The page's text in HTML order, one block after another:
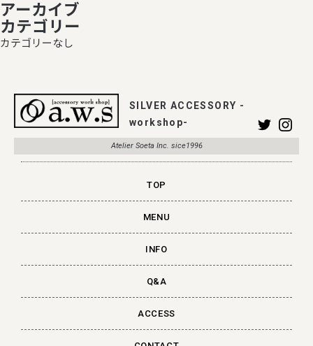
アーカイブ
カテゴリー
カテゴリーなし
SILVER ACCESSORY -
workshop-
Atelier Soeta Inc. sice1996
TOP
MENU
INFO
Q&A
ACCESS